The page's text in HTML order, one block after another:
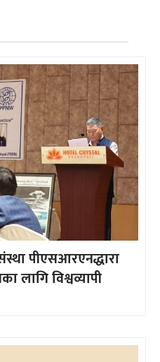
पीएसआरएनद्धारा
लागि विश्वव्यापी